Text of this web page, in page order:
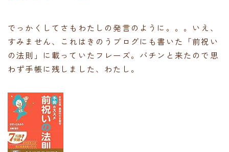
でっかくしてさもわたしの発言のように。。。いえ、
すみません、これはきのうブログにも書いた「前祝い
の法則」に載っていたフレーズ。バチンと来たので思
わず手帳に残しました、わたし。